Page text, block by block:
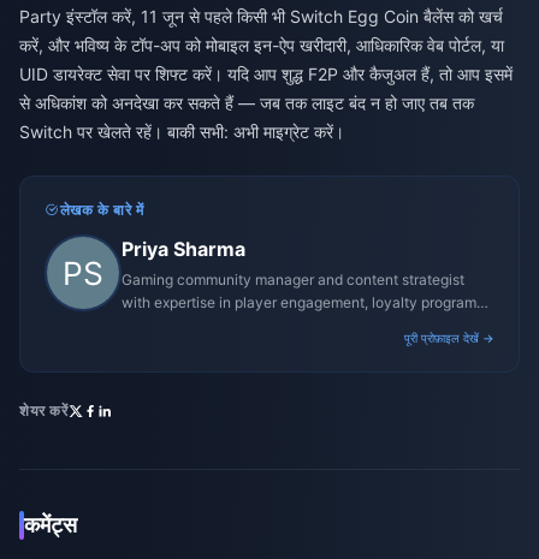
Party इंस्टॉल करें, 11 जून से पहले किसी भी Switch Egg Coin बैलेंस को खर्च
करें, और भविष्य के टॉप-अप को मोबाइल इन-ऐप खरीदारी, आधिकारिक वेब पोर्टल, या
UID डायरेक्ट सेवा पर शिफ्ट करें। यदि आप शुद्ध F2P और कैजुअल हैं, तो आप इसमें
से अधिकांश को अनदेखा कर सकते हैं — जब तक लाइट बंद न हो जाए तब तक
Switch पर खेलते रहें। बाकी सभी: अभी माइग्रेट करें।
लेखक के बारे में
Priya Sharma
Gaming community manager and content strategist
with expertise in player engagement, loyalty programs,
पूरी प्रोफ़ाइल देखें →
शेयर करें
कमेंट्स